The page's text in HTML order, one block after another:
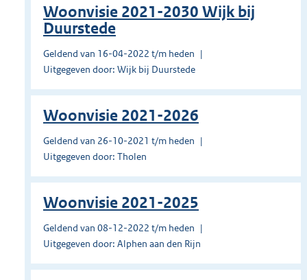
Woonvisie 2021-2030 Wijk bij
Duurstede
Geldend van 16-04-2022 t/m heden
Uitgegeven door: Wijk bij Duurstede
Woonvisie 2021-2026
Geldend van 26-10-2021 t/m heden
Uitgegeven door: Tholen
Woonvisie 2021-2025
Geldend van 08-12-2022 t/m heden
Uitgegeven door: Alphen aan den Rijn